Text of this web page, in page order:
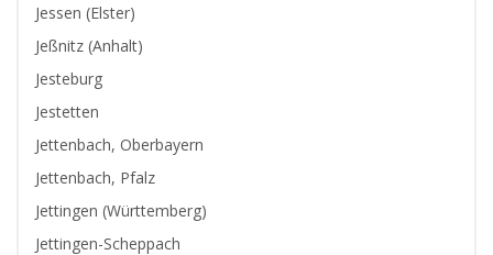
Jessen (Elster)
Jeßnitz (Anhalt)
Jesteburg
Jestetten
Jettenbach, Oberbayern
Jettenbach, Pfalz
Jettingen (Württemberg)
Jettingen-Scheppach